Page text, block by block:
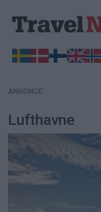
ANNONCE
Lufthavne